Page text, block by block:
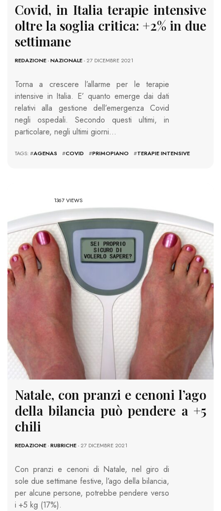
Covid, in Italia terapie intensive
oltre la soglia critica: +2% in due
settimane
REDAZIONE-NAZIONALE- 27 DICEMBRE 2021
Torna a crescere l’allarme per le terapie
intensive in Italia. E’ quanto emerge dai dati
relativi alla gestione dell’emergenza Covid
negli ospedali. Secondo questi ultimi, in
particolare, negli ultimi giorni…
TAGS: #AGENAS #COVID #PRIMOPIANO #TERAPIE INTENSIVE
1367 VIEWS
Natale, con pranzi e cenoni l’ago
della bilancia può pendere a +5
chili
REDAZIONE-RUBRICHE- 27 DICEMBRE 2021
Con pranzi e cenoni di Natale, nel giro di
sole due settimane festive, l’ago della bilancia,
per alcune persone, potrebbe pendere verso
i +5 kg (17%).